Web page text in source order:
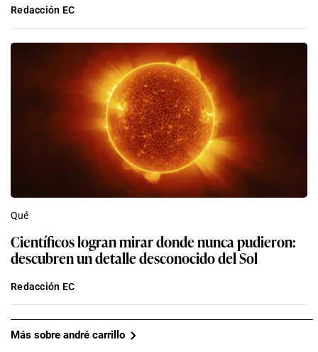
Redacción EC
Qué
Científicos logran mirar donde nunca pudieron:
descubren un detalle desconocido del Sol
Redacción EC
Más sobre andré carrillo